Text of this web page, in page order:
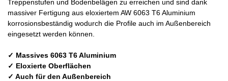
Treppenstufen und Bodenbelägen zu erreichen und sind dank
massiver Fertigung aus eloxiertem AW 6063 T6 Aluminium
korrosionsbeständig wodurch die Profile auch im Außenbereich
eingesetzt werden können.
✓ Massives 6063 T6 Aluminium
✓ Eloxierte Oberflächen
✓ Auch für den Außenbereich